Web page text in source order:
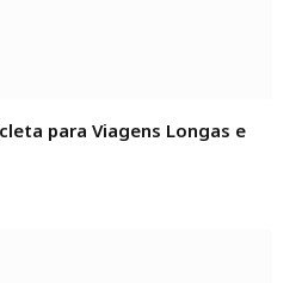
para Viagens Longas e